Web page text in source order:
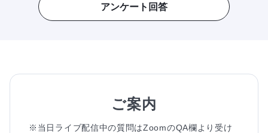
アンケート回答
ご案内
※当日ライブ配信中の質問はZoomのQA欄より受け